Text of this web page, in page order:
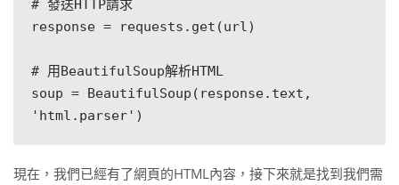
# 發送HTTP請求
response = requests.get(url)
# 用BeautifulSoup解析HTML
soup = BeautifulSoup(response.text,
現在，我們已經有了網頁的HTML內容，接下來就是找到我們需